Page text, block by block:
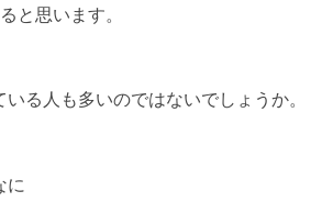
と思います。
る人も多いのではないでしょうか。
に